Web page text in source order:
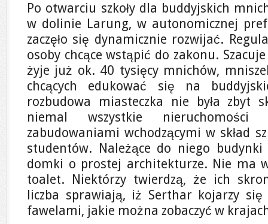
Po otwarciu szkoły dla buddyjskich
w dolinie Larung, w autonomicznej
zaczęło się dynamicznie rozwijać.
osoby chcące wstąpić do zakonu.
żyje już ok. 40 tysięcy mnichów,
chcących edukować się na
rozbudowa miasteczka nie była zbyt
niemal wszystkie
zabudowaniami wchodzącymi w skład
studentów. Należące do niego
domki o prostej architekturze. Nie ma
toalet. Niektórzy twierdzą, że ich
liczba sprawiają, iż Serthar kojarzy
fawelami, jakie można zobaczyć w